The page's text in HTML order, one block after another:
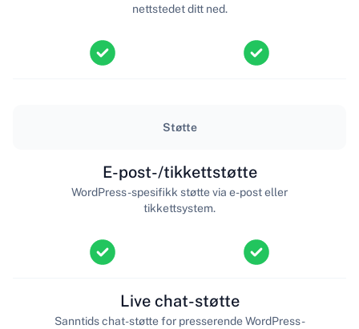
nettstedet ditt ned.
Støtte
E-post-/tikkettstøtte
WordPress-spesifikk støtte via e-post eller
tikkettsystem.
Live chat-støtte
Sanntids chat-støtte for presserende WordPress-